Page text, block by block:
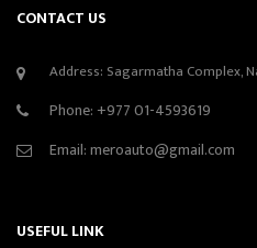
CONTACT US
Address: Sagarmatha Complex,
Phone: +977 01-4593619
Email:meroauto@gmail.com
USEFUL LINK